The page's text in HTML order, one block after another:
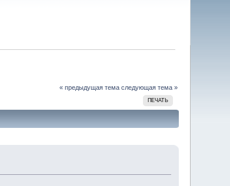
« предыдущая тема следующая тема »
ПЕЧАТЬ